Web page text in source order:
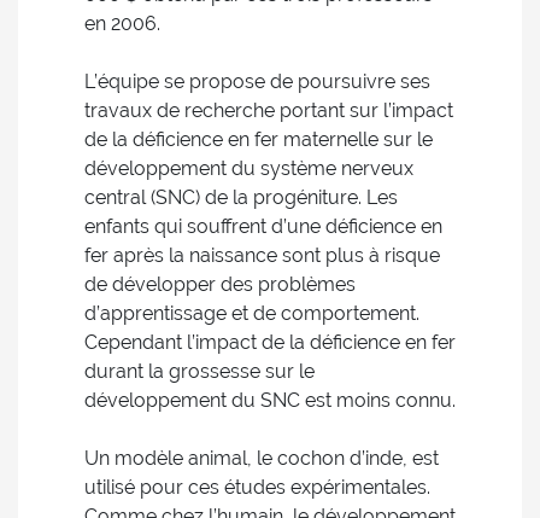
en 2006.
L’équipe se propose de poursuivre ses
travaux de recherche portant sur l’impact
de la déficience en fer maternelle sur le
développement du système nerveux
central (SNC) de la progéniture. Les
enfants qui souffrent d’une déficience en
fer après la naissance sont plus à risque
de développer des problèmes
d’apprentissage et de comportement.
Cependant l’impact de la déficience en fer
durant la grossesse sur le
développement du SNC est moins connu.
Un modèle animal, le cochon d’inde, est
utilisé pour ces études expérimentales.